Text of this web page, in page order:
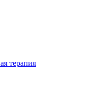
терапия